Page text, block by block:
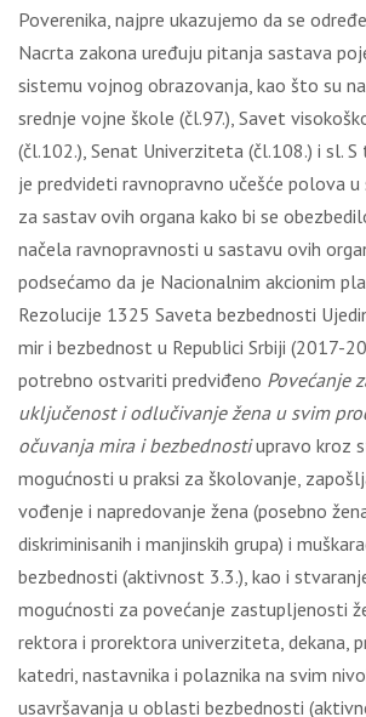
Poverenika, najpre ukazujemo da se
Nacrta zakona uređuju pitanja sastava
sistemu vojnog obrazovanja, kao što su
srednje vojne škole (čl.97.), Savet
(čl.102.), Senat Univerziteta (čl.108.) i sl.
je predvideti ravnopravno učešće polova
za sastav ovih organa kako bi se
načela ravnopravnosti u sastavu ovih
podsećamo da je Nacionalnim akcionim
Rezolucije 1325 Saveta bezbednosti
mir i bezbednost u Republici Srbiji (2017-
potrebno ostvariti predviđeno Povećanje
uključenost i odlučivanje žena u svim
očuvanja mira i bezbednostiupravo kroz
mogućnosti u praksi za školovanje,
vođenje i napredovanje žena (posebno
diskriminisanih i manjinskih grupa) i
bezbednosti (aktivnost 3.3.), kao i
mogućnosti za povećanje zastupljenosti
rektora i prorektora univerziteta, dekana,
katedri, nastavnika i polaznika na svim
usavršavanja u oblasti bezbednosti